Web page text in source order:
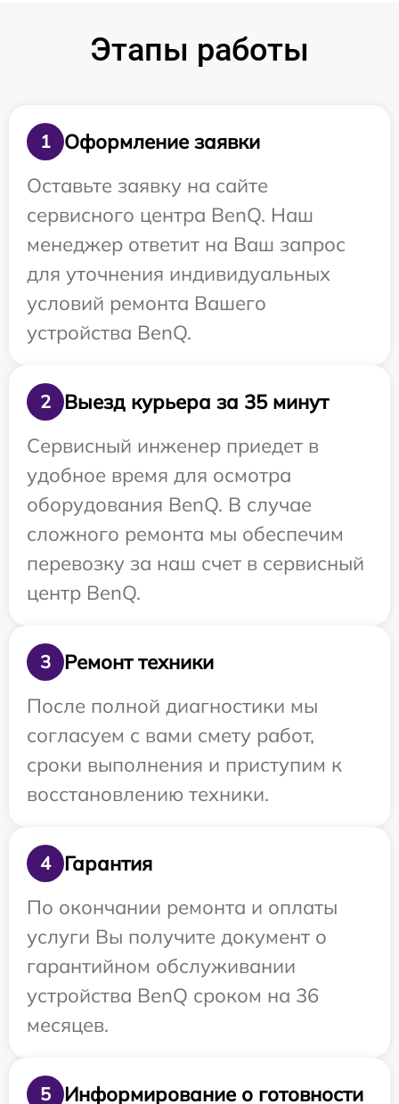
Этапы работы
1
Оформление заявки
Оставьте заявку на сайте
сервисного центра BenQ. Наш
менеджер ответит на Ваш запрос
для уточнения индивидуальных
условий ремонта Вашего
устройства BenQ.
2
Выезд курьера за 35 минут
Сервисный инженер приедет в
удобное время для осмотра
оборудования BenQ. В случае
сложного ремонта мы обеспечим
перевозку за наш счет в сервисный
центр BenQ.
3
Ремонт техники
После полной диагностики мы
согласуем с вами смету работ,
сроки выполнения и приступим к
восстановлению техники.
4
Гарантия
По окончании ремонта и оплаты
услуги Вы получите документ о
гарантийном обслуживании
устройства BenQ сроком на 36
месяцев.
5 Информирование о готовности